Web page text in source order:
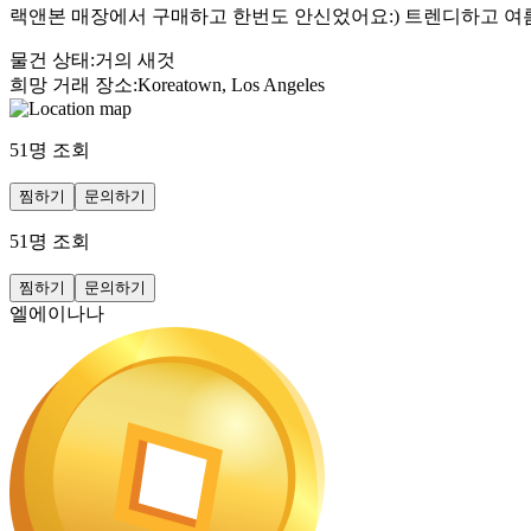
랙앤본 매장에서 구매하고 한번도 안신었어요:) 트렌디하고 여
물건 상태 :거의 새것
희망 거래 장소:Koreatown, Los Angeles
51 명 조회
찜하기 문의하기
51 명 조회
찜하기 문의하기
엘에이나나